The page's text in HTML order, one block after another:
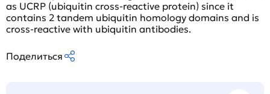
as UCRP (ubiquitin cross-reactive protein) since it
contains 2 tandem ubiquitin homology domains and is
cross-reactive with ubiquitin antibodies.
Поделиться